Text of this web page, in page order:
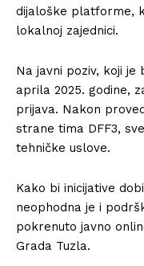
dijaloške platforme,
lokalnoj zajednici.
Na javni poziv, koji je
aprila 2025. godine,
prijava. Nakon
strane tima DFF3,
tehničke uslove.
Kako bi inicijative
neophodna je i
pokrenuto javno
Grada Tuzla.